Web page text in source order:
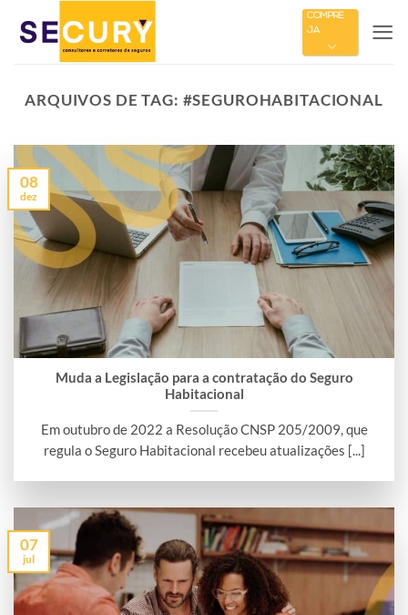
COMPRE
JÁ
ARQUIVOS DE TAG: #SEGUROHABITACIONAL
Muda a Legislação para a contratação do Seguro
Habitacional
Em outubro de 2022 a Resolução CNSP 205/2009, que
regula o Seguro Habitacional recebeu atualizações [...]
08
dez
07
jul